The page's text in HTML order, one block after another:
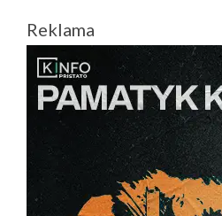
Reklama